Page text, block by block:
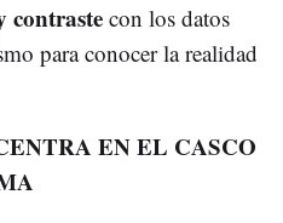
contraste con los datos
para conocer la realidad
EN EL CASCO